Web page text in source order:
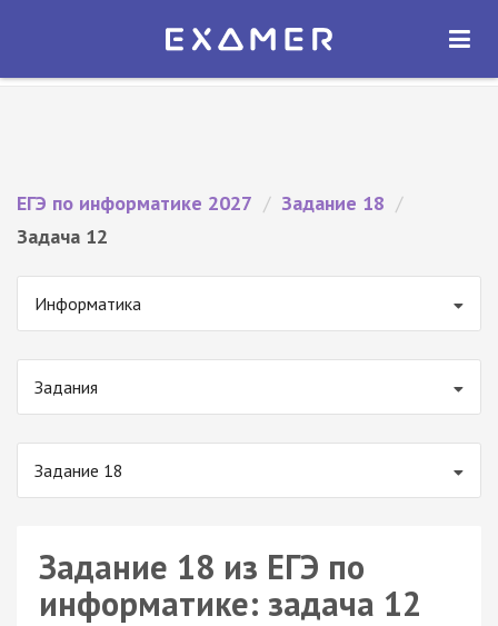
Экзамер — ЕГЭ 2027
ОТКРЫТЬ
ЕГЭ по информатике 2027 / Задание 18 /
Задача 12
Информатика
Задания
Задание 18
Задание 18 из ЕГЭ по
информатике: задача 12